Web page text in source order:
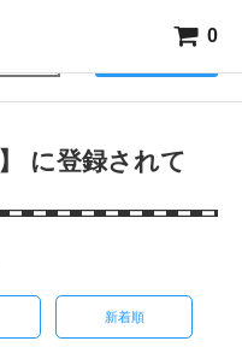
0
に登録されて
新着順